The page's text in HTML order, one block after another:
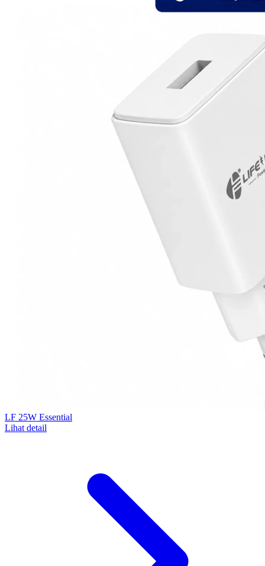
LF 25W Essential
Lihat detail